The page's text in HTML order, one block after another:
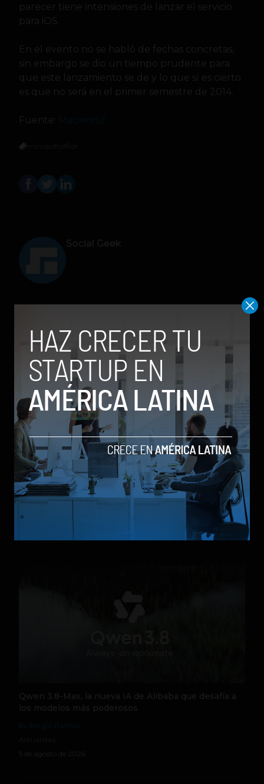
parecer tiene intensiones de lanzar el servicio
para iOS.
En el evento no se habló de fechas concretas,
sin embargo se dio un tiempo prudente para
que este lanzamiento se de y lo que sí es cierto
es que no será en el primer semestre de 2014.
Fuente:
Social Geek
Relacionados
Parte de un cohete de Elon Musk chocó contra la
Luna tras más de un año a la deriva
Qwen 3.8-Max, la nueva IA de Alibaba que desafía a
los modelos más poderosos
5 de agosto de 2026